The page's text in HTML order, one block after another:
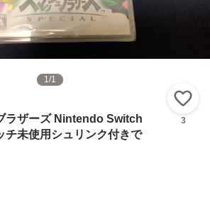
1/1
ラザーズ Nintendo Switch
チ未使用シュリンク付きで
3